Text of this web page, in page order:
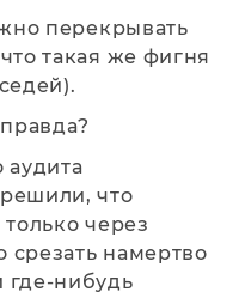
перекрывать
такая же фигня
аудита
что
через
срезать намертво
где-нибудь